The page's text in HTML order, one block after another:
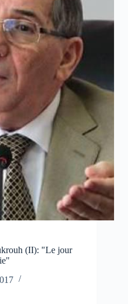
(II): "Le jour